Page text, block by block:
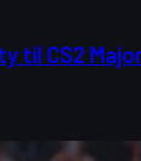
til CS2